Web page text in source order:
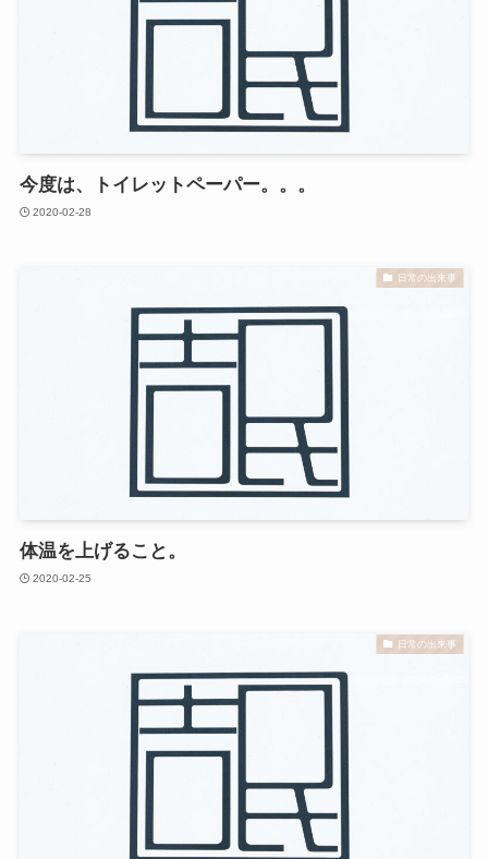
今度は、トイレットペーパー。。。
2020-02-28
日常の出来事
体温を上げること。
2020-02-25
日常の出来事